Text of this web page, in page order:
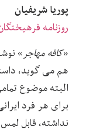
پوریا شریفیان
روزنامه
«کافه مهاجر»
هم می گوید،
البته موضوع
برای هر فرد
نداشته، قابل